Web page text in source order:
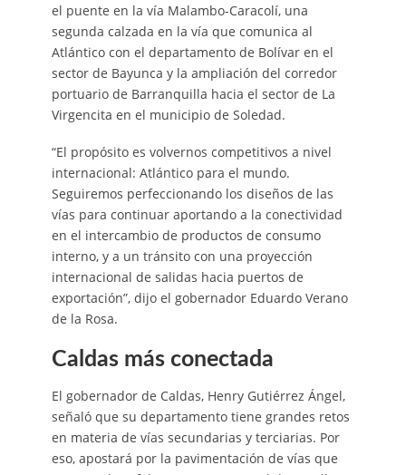
el puente en la vía Malambo-Caracolí, una
segunda calzada en la vía que comunica al
Atlántico con el departamento de Bolívar en el
sector de Bayunca y la ampliación del corredor
portuario de Barranquilla hacia el sector de La
Virgencita en el municipio de Soledad.
“El propósito es volvernos competitivos a nivel
internacional: Atlántico para el mundo.
Seguiremos perfeccionando los diseños de las
vías para continuar aportando a la conectividad
en el intercambio de productos de consumo
interno, y a un tránsito con una proyección
internacional de salidas hacia puertos de
exportación”, dijo el gobernador Eduardo Verano
de la Rosa.
Caldas más conectada
El gobernador de Caldas, Henry Gutiérrez Ángel,
señaló que su departamento tiene grandes retos
en materia de vías secundarias y terciarias. Por
eso, apostará por la pavimentación de vías que